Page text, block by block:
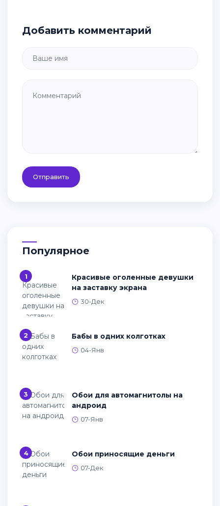
Добавить комментарий
Отправить
Популярное
1
Красивые оголенные девушки
на заставку экрана
30-Дек
2 Бабы в одних колготках
04-Янв
3
Обои для автомагнитолы на
андроид
07-Янв
4 Обои приносящие деньги
07-Дек